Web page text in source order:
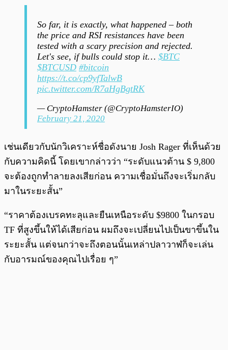
So far, it is exactly, what happened – both
the price and RSI resistances have been
tested with a scary precision and rejected.
Let's see, if bulls could stop it… $BTC
$BTCUSD #bitcoin
https://t.co/cp9yfTalwB
pic.twitter.com/R7aHgBgtRK
— CryptoHamster (@CryptoHamsterIO)
February 21, 2020
เช่นเดียวกับนักวิเคราะห์ชื่อดังนาย Josh Rager ที่เห็นด้วย
กับความคิดนี้ โดยเขากล่าวว่า “ระดับแนวต้าน $ 9,800
จะต้องถูกทำลายลงเสียก่อน ความเชื่อมั่นถึงจะเริ่มกลับ
มาในระยะสั้น”
“ราคาต้องเบรคทะลุและยืนเหนือระดับ $9800 ในกรอบ
TF ที่สูงขึ้นให้ได้เสียก่อน ผมถึงจะเปลี่ยนไปเป็นขาขึ้นใน
ระยะสั้น แต่จนกว่าจะถึงตอนนั้นเหล่าปลาวาฬก็จะเล่น
กับอารมณ์ของคุณไปเรื่อย ๆ”